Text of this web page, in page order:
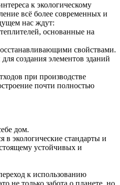
к экологическому
всё более современных и
нас ждут:
основанные на
свойствами.
создания элементов зданий
при производстве
почти полностью
дом.
в экологические стандарты и
устойчивых и
к использованию